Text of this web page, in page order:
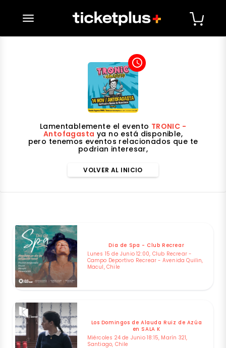
desplegar navegación
access_time
Lamentablemente el evento TRONIC -
Antofagasta ya no está disponible,
pero tenemos eventos relacionados que te
podrian interesar,
VOLVER AL INICIO
Dia de Spa - Club Recrear
Lunes 15 de Junio 12:00, Club Recrear -
Campo Deportivo Recrear - Avenida Quilin,
Macul, Chile
Los Domingos de Alauda Ruiz de Azúa
en SALA K
Miércoles 24 de Junio 18:15, Marín 321,
Santiago, Chile